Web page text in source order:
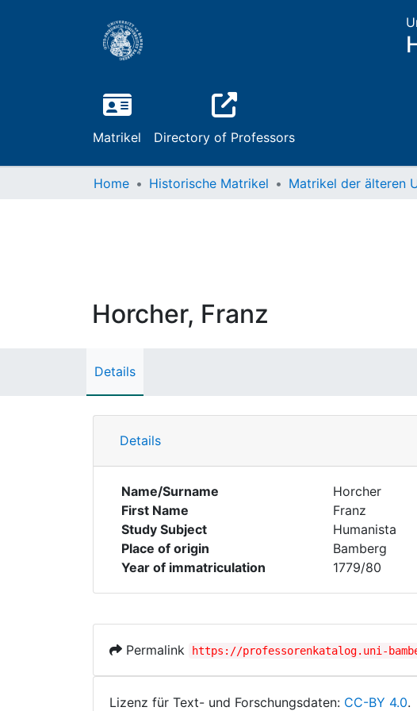
Matrikel Directory of Professors
Home Historische Matrikel
Horcher, Franz
Details
Details
Name/Surname
Horcher
First Name
Franz
Study Subject
Humanista
Place of origin
Bamberg
Year of immatriculation
1779/80
Permalink https://professorenkatalog.uni-
Lizenz für Text- und Forschungsdaten: CC-BY 4.0.